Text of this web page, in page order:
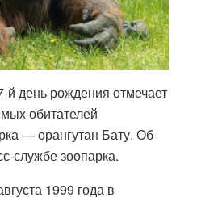
й день рождения отмечает
обитателей
— орангутан Бату. Об
службе зоопарка.
1999 года в